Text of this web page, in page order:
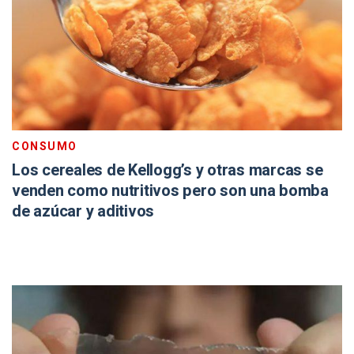
CONSUMO
Los cereales de Kellogg’s y otras marcas se
venden como nutritivos pero son una bomba
de azúcar y aditivos